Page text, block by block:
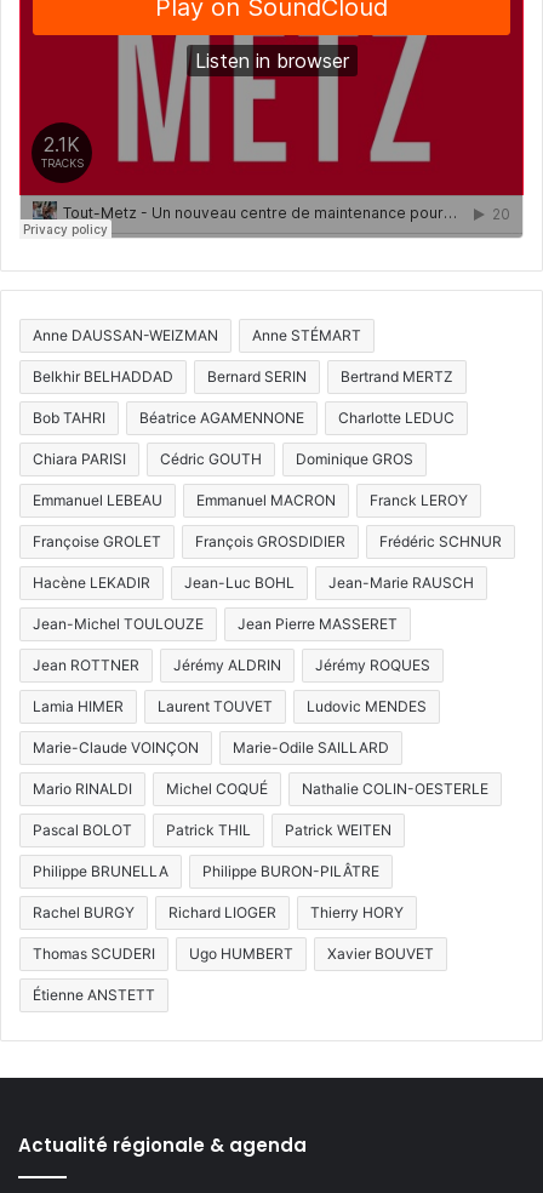
Anne DAUSSAN-WEIZMAN Anne STÉMART
Belkhir BELHADDAD Bernard SERIN Bertrand MERTZ
Bob TAHRI Béatrice AGAMENNONE Charlotte LEDUC
Chiara PARISI Cédric GOUTH Dominique GROS
Emmanuel LEBEAU Emmanuel MACRON Franck LEROY
Françoise GROLET François GROSDIDIER Frédéric SCHNUR
Hacène LEKADIR Jean-Luc BOHL Jean-Marie RAUSCH
Jean-Michel TOULOUZE Jean Pierre MASSERET
Jean ROTTNER Jérémy ALDRIN Jérémy ROQUES
Lamia HIMER Laurent TOUVET Ludovic MENDES
Marie-Claude VOINÇON Marie-Odile SAILLARD
Mario RINALDI Michel COQUÉ Nathalie COLIN-OESTERLE
Pascal BOLOT Patrick THIL Patrick WEITEN
Philippe BRUNELLA Philippe BURON-PILÂTRE
Rachel BURGY Richard LIOGER Thierry HORY
Thomas SCUDERI Ugo HUMBERT Xavier BOUVET
Étienne ANSTETT
Actualité régionale & agenda